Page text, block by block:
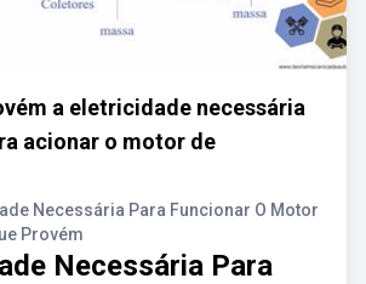
a eletricidade necessária
acionar o motor de
Necessária Para Funcionar O Motor
Provém
Necessária Para